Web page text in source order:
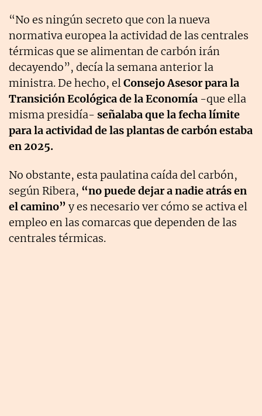
“No es ningún secreto que con la nueva
normativa europea la actividad de las centrales
térmicas que se alimentan de carbón irán
decayendo”, decía la semana anterior la
ministra. De hecho, elConsejo Asesor para la
Transición Ecológica de la Economía -que ella
misma presidía- señalaba que la fecha límite
para la actividad de las plantas de carbón estaba
en 2025.
No obstante, esta paulatina caída del carbón,
según Ribera, “no puede dejar a nadie atrás en
el camino” y es necesario ver cómo se activa el
empleo en las comarcas que dependen de las
centrales térmicas.